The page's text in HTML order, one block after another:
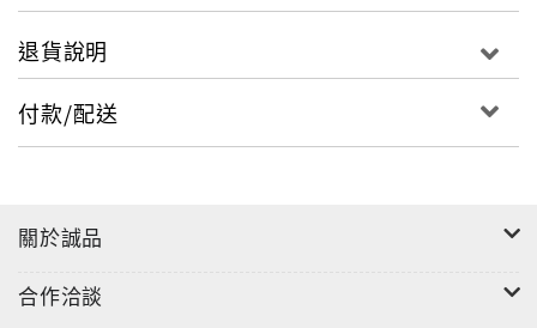
退貨說明
付款/配送
關於誠品
合作洽談